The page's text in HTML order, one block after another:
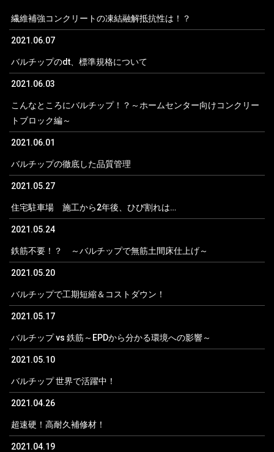
繊維補強コンクリートの凍結融解抵抗性は！？
2021.06.07
バルチップのdt、標準規格について
2021.06.03
こんなところにバルチップ！？～ホームセンター向けコンクリー
トブロック編～
2021.06.01
バルチップの徹底した品質管理
2021.05.27
住宅駐車場 施工から2年後、ひび割れは…
2021.05.24
鉄筋不要！？ ～バルチップで無筋土間床仕上げ～
2021.05.20
バルチップで工期短縮＆コストダウン！
2021.05.17
バルチップ vs 鉄筋～EPDから分かる環境への影響～
2021.05.10
バルチップ 世界で活躍中！
2021.04.26
超速硬！高耐久補修材！
2021.04.19